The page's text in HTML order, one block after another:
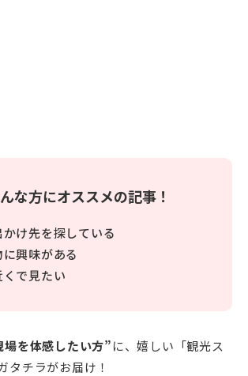
な方にオススメの記事！
かけ先を探している
に興味がある
くで見たい
を体感したい方”に、嬉しい「観光ス
タチラがお届け！